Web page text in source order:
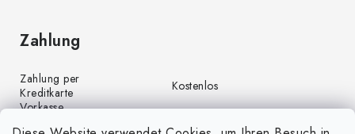
Zahlung
Zahlung per
Kreditkarte
Kostenlos
Vorkasse